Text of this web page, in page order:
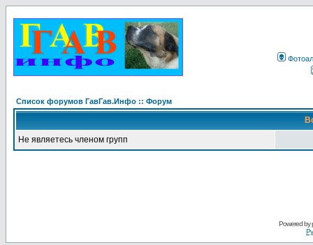
Список форумов ГавГав.Инфо :: Форум
Не являетесь членом групп
Powered by